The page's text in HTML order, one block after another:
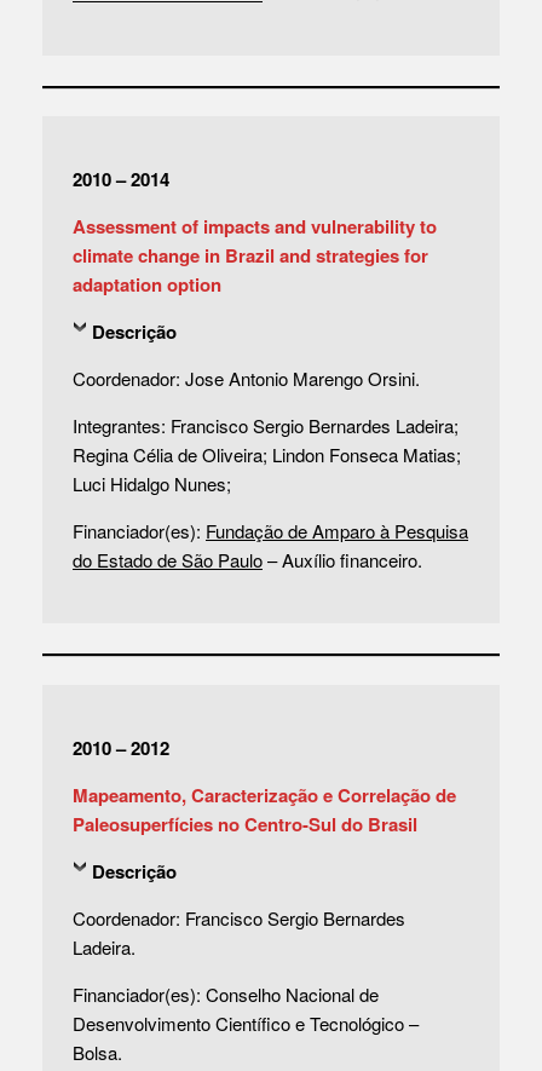
2010 – 2014
Assessment of impacts and vulnerability to
climate change in Brazil and strategies for
adaptation option
Descrição
Coordenador: Jose Antonio Marengo Orsini.
Integrantes: Francisco Sergio Bernardes Ladeira;
Regina Célia de Oliveira; Lindon Fonseca Matias;
Luci Hidalgo Nunes;
Financiador(es): Fundação de Amparo à Pesquisa
do Estado de São Paulo– Auxílio financeiro.
2010 – 2012
Mapeamento, Caracterização e Correlação de
Paleosuperfícies no Centro-Sul do Brasil
Descrição
Coordenador: Francisco Sergio Bernardes
Ladeira.
Financiador(es): Conselho Nacional de
Desenvolvimento Científico e Tecnológico –
Bolsa.